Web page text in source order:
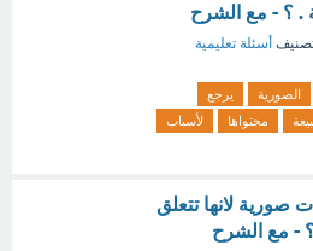
. ؟ - مع الشرح
أسئلة تعليمية
الصورية
يرجع
محتواها
لأسباب
صورية لانها تتعلق
- مع الشرح